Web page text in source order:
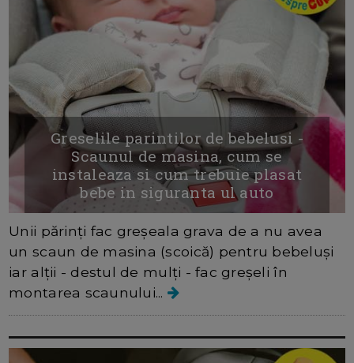
Greselile parintilor de bebelusi -
Scaunul de masina, cum se
instaleaza si cum trebuie plasat
bebe in siguranta ul auto
Unii părinți fac greșeala grava de a nu avea
un scaun de masina (scoică) pentru bebeluși
iar alții - destul de mulți - fac greșeli în
montarea scaunului...